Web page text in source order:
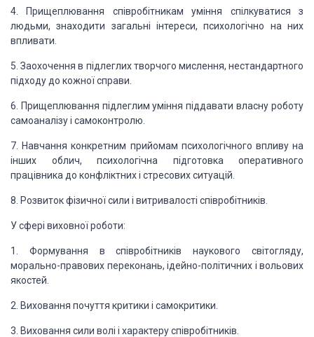
4. Прищеплювання співробітникам уміння спілкуватися з
людьми, знаходити загальні інтереси, психологічно на них
впливати.
5. Заохочення в підлеглих творчого мислення, нестандартного
підходу до кожної справи.
6. Прищеплювання підлеглим уміння піддавати власну роботу
самоаналізу і самоконтролю.
7. Навчання конкретним прийомам психологічного впливу на
інших облич, психологічна підготовка оперативного
працівника до конфліктних і стресових ситуацій.
8. Розвиток фізичної сили і витривалості співробітників.
У сфері виховної роботи:
1. Формування в співробітників наукового світогляду,
морально-правових переконань, ідейно-політичних і вольових
якостей.
2. Виховання почуття критики і самокритики.
3. Виховання сили волі і характеру співробітників.